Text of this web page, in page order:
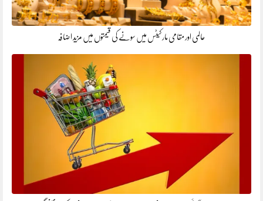
عالمی اور مقامی مارکیٹس میں سونے کی قیمتوں میں مزید اضافہ